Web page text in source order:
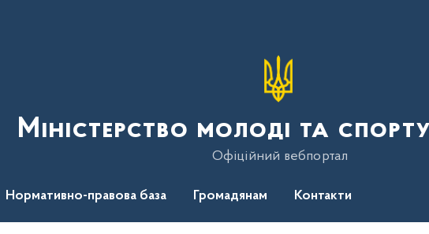
Міністерство молоді та
Офіційний вебпортал
Нормативно-правова база Громадянам Контакти